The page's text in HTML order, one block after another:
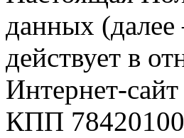
данных
действует в
Интернет-
КПП